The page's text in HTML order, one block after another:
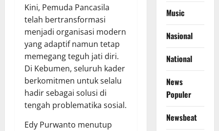
Kini, Pemuda Pancasila
telah bertransformasi
menjadi organisasi modern
yang adaptif namun tetap
memegang teguh jati diri.
Di Kebumen, seluruh kader
berkomitmen untuk selalu
hadir sebagai solusi di
tengah problematika sosial.
Edy Purwanto menutup
Music
Nasional
National
News
Populer
Newsbeat